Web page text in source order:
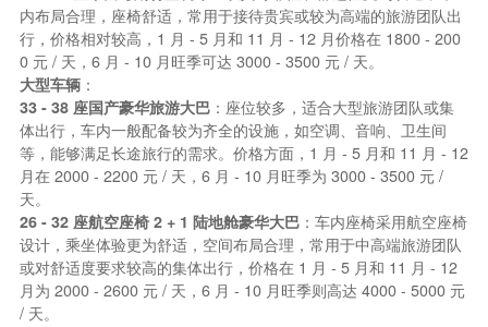
内布局合理，座椅舒适，常用于接待贵宾或较为高端的旅游团队出
行，价格相对较高，1 月 - 5 月和 11 月 - 12 月价格在 1800 - 200
0 元 / 天，6 月 - 10 月旺季可达 3000 - 3500 元 / 天。
大型车辆：
33 - 38 座国产豪华旅游大巴：座位较多，适合大型旅游团队或集
体出行，车内一般配备较为齐全的设施，如空调、音响、卫生间
等，能够满足长途旅行的需求。价格方面，1 月 - 5 月和 11 月 - 12
月在 2000 - 2200 元 / 天，6 月 - 10 月旺季为 3000 - 3500 元 /
天。
26 - 32 座航空座椅 2 + 1 陆地舱豪华大巴：车内座椅采用航空座椅
设计，乘坐体验更为舒适，空间布局合理，常用于中高端旅游团队
或对舒适度要求较高的集体出行，价格在 1 月 - 5 月和 11 月 - 12
月为 2000 - 2600 元 / 天，6 月 - 10 月旺季则高达 4000 - 5000 元
/ 天。